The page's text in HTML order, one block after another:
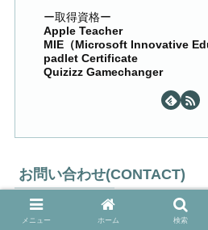
ー取得資格ー
Apple Teacher
MIE（Microsoft Innovative
padlet Certificate
Quizizz Gamechanger
お問い合わせ(CONTACT)
メニュー ホーム 検索